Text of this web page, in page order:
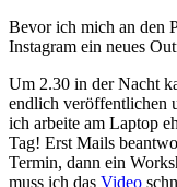
Bevor ich mich an den
Instagram ein neues
Um 2.30 in der Nacht
endlich veröffentlichen
ich arbeite am Laptop
Tag! Erst Mails
Termin, dann ein
muss ich das Video